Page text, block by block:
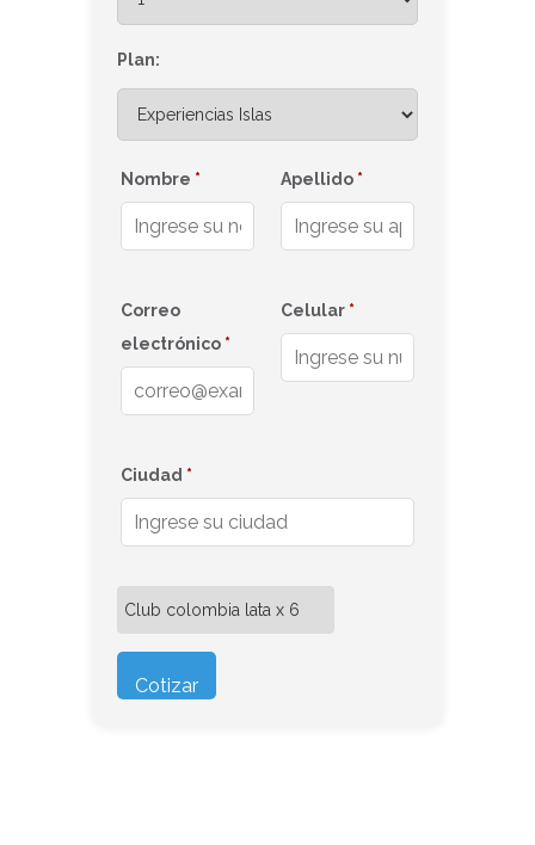
Plan:
Nombre * Apellido *
Correo
electrónico *
Celular *
Ciudad *